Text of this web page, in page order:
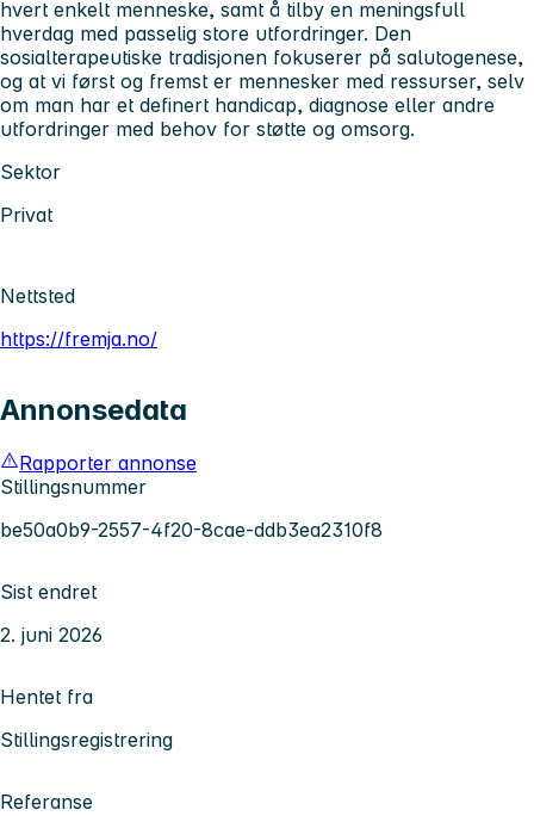
hvert enkelt menneske, samt å tilby en meningsfull
hverdag med passelig store utfordringer. Den
sosialterapeutiske tradisjonen fokuserer på salutogenese,
og at vi først og fremst er mennesker med ressurser, selv
om man har et definert handicap, diagnose eller andre
utfordringer med behov for støtte og omsorg.
Sektor
Privat
Nettsted
https://fremja.no/
Annonsedata
Rapporter annonse
Stillingsnummer
be50a0b9-2557-4f20-8cae-ddb3ea2310f8
Sist endret
2. juni 2026
Hentet fra
Stillingsregistrering
Referanse